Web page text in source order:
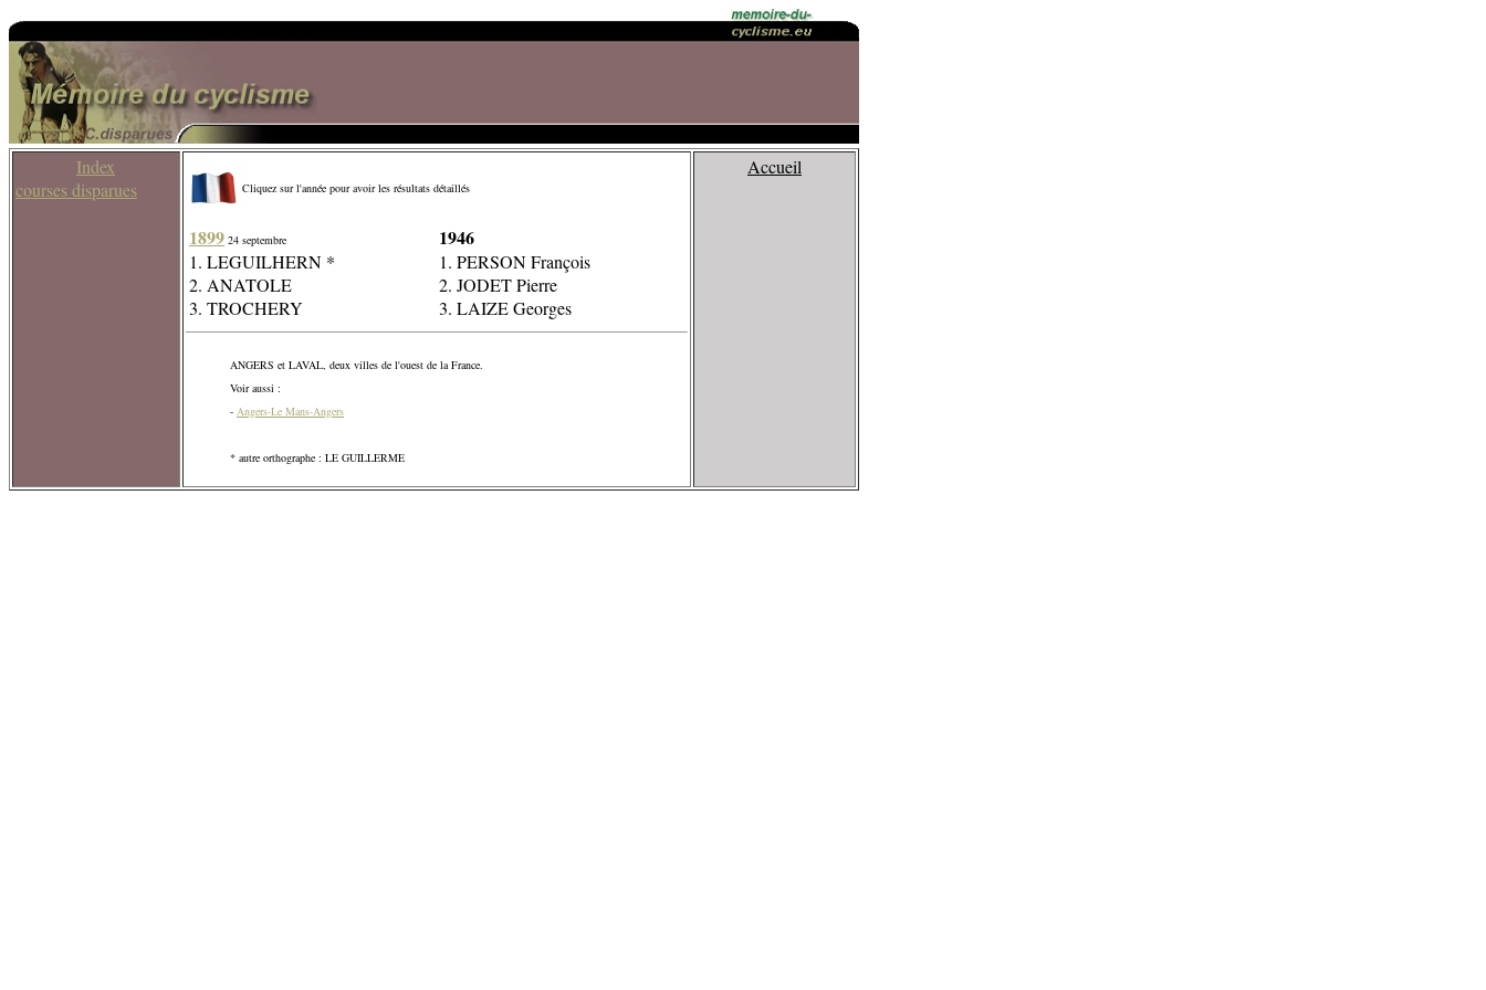
Index
courses disparues
Cliquez sur l'année pour avoir les résultats détaillés
1899 24 septembre
1. LEGUILHERN *
2. ANATOLE
3. TROCHERY
1946
1. PERSON François
2. JODET Pierre
3. LAIZE Georges
ANGERS et LAVAL, deux villes de l'ouest de la France.
Voir aussi :
- Angers-Le Mans-Angers
* autre orthographe : LE GUILLERME
Accueil